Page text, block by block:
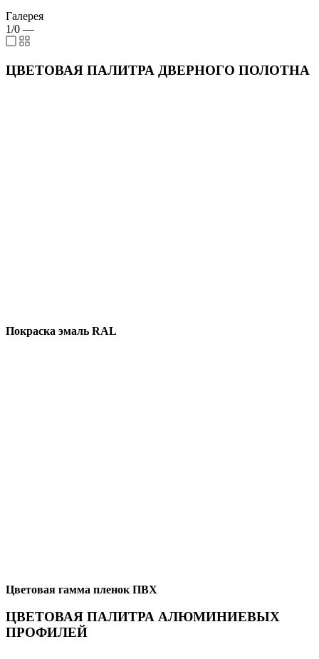
Галерея
1/0 —
ЦВЕТОВАЯ ПАЛИТРА ДВЕРНОГО ПОЛОТНА
Покраска эмаль RAL
Цветовая гамма пленок ПВХ
ЦВЕТОВАЯ ПАЛИТРА АЛЮМИНИЕВЫХ
ПРОФИЛЕЙ